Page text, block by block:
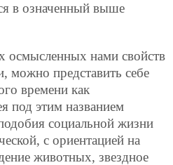
в означенный выше
осмысленных нами свойств
можно представить себе
времени как
под этим названием
социальной жизни
с ориентацией на
животных, звездное